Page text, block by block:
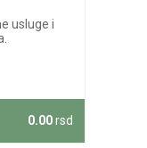
usluge i
0.00rsd